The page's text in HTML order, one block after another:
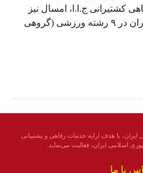
ج.ا.ا، امسال نیز
همانند سال‌های قبل ورزشکاران در ۹ رشته ورزشی (گروهی
با هدف ارایه خدمات رفاهی و پشتیبانی
اسلامی ایران، فعالیت می‌نمايد.
با ما